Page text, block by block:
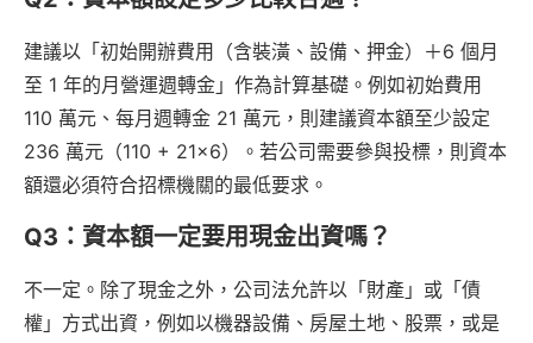
建議以「初始開辦費用（含裝潢、設備、押金）＋6 個月
至 1 年的月營運週轉金」作為計算基礎。例如初始費用
110 萬元、每月週轉金 21 萬元，則建議資本額至少設定
236 萬元（110 + 21×6）。若公司需要參與投標，則資本
額還必須符合招標機關的最低要求。
Q3：資本額一定要用現金出資嗎？
不一定。除了現金之外，公司法允許以「財產」或「債
權」方式出資，例如以機器設備、房屋土地、股票，或是